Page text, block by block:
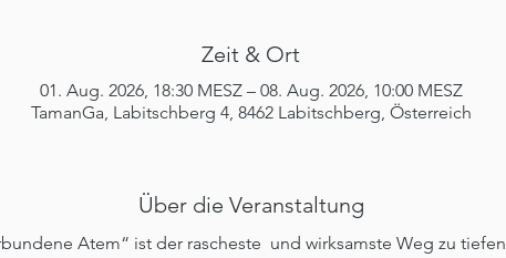
Zeit & Ort
01. Aug. 2026, 18:30 MESZ – 08. Aug. 2026, 10:00 MESZ
TamanGa, Labitschberg 4, 8462 Labitschberg, Österreich
Über die Veranstaltung
Atem“ ist der rascheste  und wirksamste Weg zu tiefen